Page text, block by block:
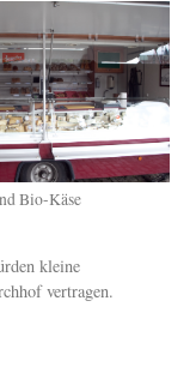
Bio-Käse
kleine
vertragen.